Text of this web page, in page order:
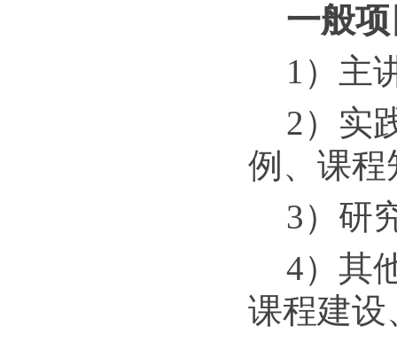
一般
1）主
2）实
例、课程
3）研
4）其
课程建设